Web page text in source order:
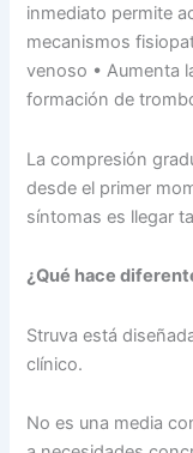
inmediato permite
mecanismos
venoso • Aumenta
formación de
La compresión
desde el primer
síntomas es llegar
¿Qué hace
Struva está
clínico.
No es una media